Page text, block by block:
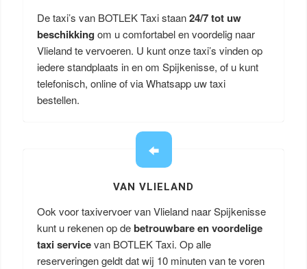
De taxi’s van BOTLEK Taxi staan24/7 tot uw
beschikking om u comfortabel en voordelig naar
Vlieland te vervoeren. U kunt onze taxi’s vinden op
iedere standplaats in en om Spijkenisse, of u kunt
telefonisch, online of via Whatsapp uw taxi
bestellen.
VAN VLIELAND
Ook voor taxivervoer van Vlieland naar Spijkenisse
kunt u rekenen op debetrouwbare en voordelige
taxi servicevan BOTLEK Taxi. Op alle
reserveringen geldt dat wij 10 minuten van te voren